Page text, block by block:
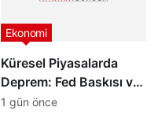
Küresel Piyasalarda
Deprem: Fed Baskısı ve
Barış Rüzgarları Altını
Ekonomi
1 gün önce